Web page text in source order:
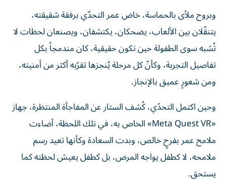
وبروح ملأى بالحماسة، خاض عمر التحدّي برفقة شقيقته،
يتنقّلان بين الألعاب، يضحكان، يكتشفان، ويصنعان لحظات لا
تُشبه سوى الطفولة حين تكون حقيقية، كان مندمجاً بكل
تفاصيل التجربة، وكأنّ كل مرحلة يُنجزها تقرّبه أكثر من أمنيته،
ومن شعورٍ عميق بالإنجاز.
وحين اكتمل التحدّي، كُشف الستار عن المفاجأة المنتظرة، جهاز
«Meta Quest VR» الخاص به، في تلك اللحظة، أضاءت
ملامح عمر بفرحٍ خالص، وبدت السعادة وكأنها تعيد رسم
ملامحه، لا كطفل يواجه المرض، بل كطفل يعيش لحظته كما
يستحق.